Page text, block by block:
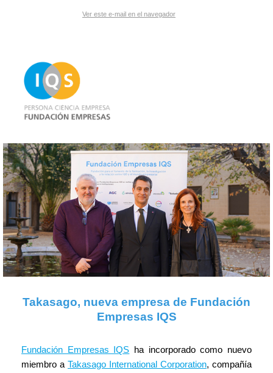
Ver este e-mail en el navegador
Takasago, nueva empresa de Fundación
Empresas IQS
Fundación Empresas IQS ha incorporado como nuevo
miembro a Takasago International Corporation, compañía